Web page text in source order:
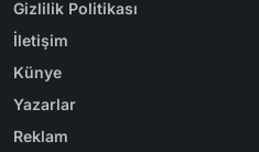
Gizlilik Politikası
İletişim
Künye
Yazarlar
Reklam